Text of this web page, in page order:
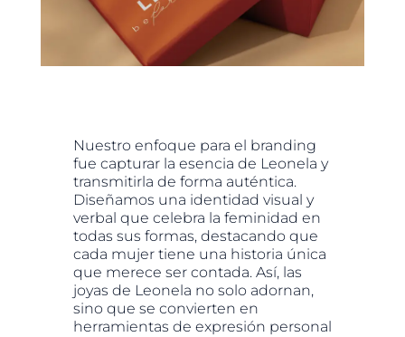
Nuestro enfoque para el branding
fue capturar la esencia de Leonela y
transmitirla de forma auténtica.
Diseñamos una identidad visual y
verbal que celebra la feminidad en
todas sus formas, destacando que
cada mujer tiene una historia única
que merece ser contada. Así, las
joyas de Leonela no solo adornan,
sino que se convierten en
herramientas de expresión personal